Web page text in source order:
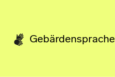
Gebärdensprache